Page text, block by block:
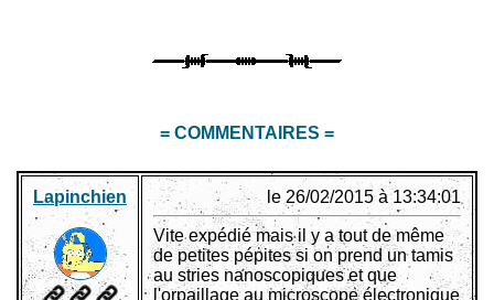
= COMMENTAIRES =
Lapinchien le 26/02/2015 à 13:34:01
Vite expédié mais il y a tout de même
de petites pépites si on prend un tamis
au stries nanoscopiques et que
l'orpaillage au microscope électronique